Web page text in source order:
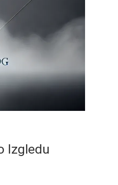
Izgledu